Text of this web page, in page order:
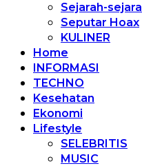
Sejarah-
Seputar Hoax
KULINER
Home
INFORMASI
TECHNO
Kesehatan
Ekonomi
Lifestyle
SELEBRITIS
MUSIC